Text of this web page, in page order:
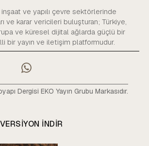
inşaat ve yapılı çevre sektörlerinde
ve karar vericileri buluşturan; Türkiye,
ve küresel dijital ağlarda güçlü bir
bir yayın ve iletişim platformudur.
Dergisi EKO Yayın Grubu Markasıdır.
INDIR